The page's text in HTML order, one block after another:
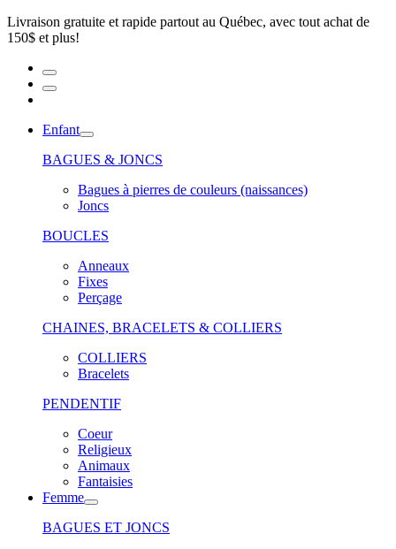
Livraison gratuite et rapide partout au Québec, avec tout achat de
150$ et plus!
Enfant
BAGUES & JONCS
Bagues à pierres de couleurs (naissances)
Joncs
BOUCLES
Anneaux
Fixes
Perçage
CHAINES, BRACELETS & COLLIERS
COLLIERS
Bracelets
PENDENTIF
Coeur
Religieux
Animaux
Fantaisies
Femme
BAGUES ET JONCS